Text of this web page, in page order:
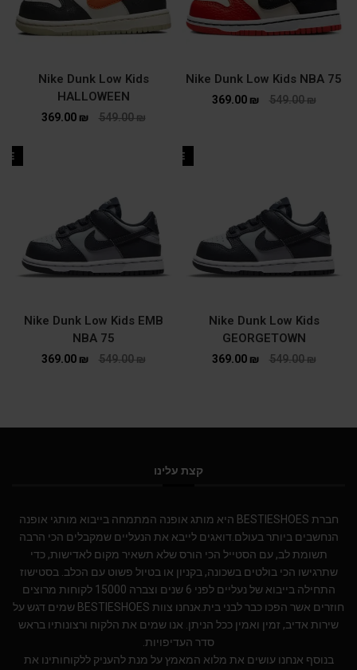
Nike Dunk Low Kids NBA 75
549.00₪
369.00 ₪
Nike Dunk Low Kids
HALLOWEEN
549.00₪
369.00 ₪
SALE
Nike Dunk Low Kids
GEORGETOWN
549.00₪
369.00 ₪
Nike Dunk Low Kids EMB
NBA 75
549.00₪
369.00 ₪
קצת עלינו
חברת BESTIESHOES היא מותג אופנה המתמחה בייבוא מותגי אופנה
הנחשבים ביותר בעולם.דואגים לייבא את הנעליים שמקבלים הכי הרבה
תשומת לב, עם הסטייל הכי הורס שלא תשאיר מקום לאדישות, כדי
שתרגישו הכי בולטים בשכונה, בקניון או בטיול פשוט עם הכלב. בסטישוז
התחילה בייבוא של נעליים לפני 6 שנים וצברה 15000 לקוחות מרוצים
חוזרים אשר הפכו כבר לבני בית.אנחנו צוות BESTIESHOES שמים דגש על
שירות אדיב, זמין ואמין ככל הניתן. אנו שמים את הלקוח ורצונותיו בראש
סדר העדיפויות.
בנוסף אנחנו עושים את מלוא המאמץ על מנת להעניק ללקוחותינו את